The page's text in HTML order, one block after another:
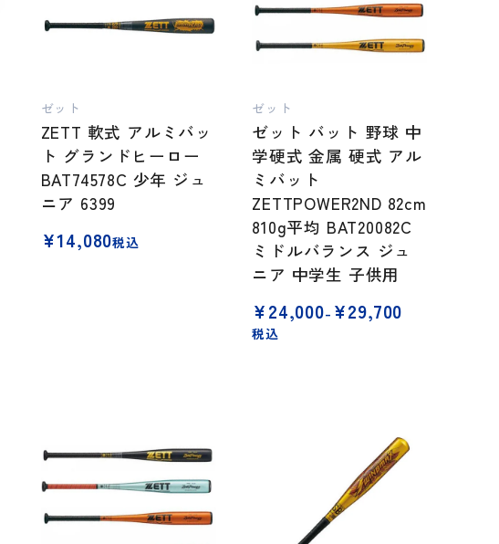
ゼット
ZETT 軟式 アルミバッ
ト グランドヒーロー
BAT74578C 少年 ジュ
ニア 6399
¥14,080税込
ゼット
ゼット バット 野球 中
学硬式 金属 硬式 アル
ミバット
ZETTPOWER2ND 82cm
810g平均 BAT20082C
ミドルバランス ジュ
ニア 中学生 子供用
¥24,000– ¥29,700
価
格
帯:
税込